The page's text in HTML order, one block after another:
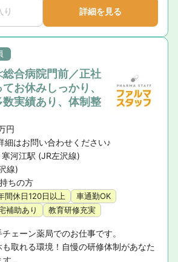
り 詳細を見る
総合病院門前／正社
お休みしっかり、
実績あり、体制整
円
細はお問い合わせください♪
河江駅 (JR左沢線)
線)
ちの方
間休日120日以上
車通勤OK
補助あり 教育研修充実
ェーン薬局でのお仕事です。
取れる環境！自慢の研修体制があなた
。